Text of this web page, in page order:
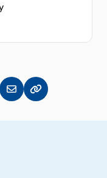
LinkedInissä
Jaa sähköpostitse
Kopioi linkki